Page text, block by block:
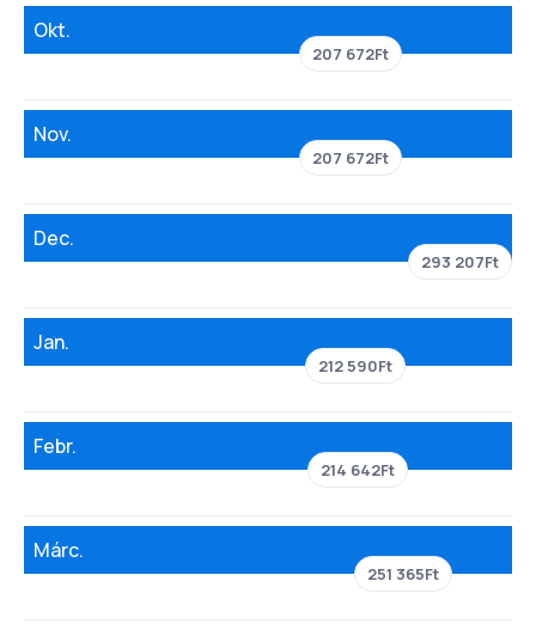
Okt.
207 672Ft
Nov.
207 672Ft
Dec.
293 207Ft
Jan.
212 590Ft
Febr.
214 642Ft
Márc.
251 365Ft